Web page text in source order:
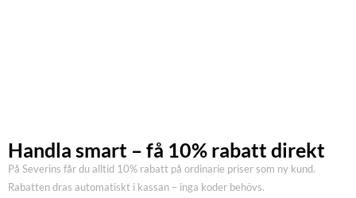
Handla smart – få 10% rabatt direkt
På Severins får du alltid 10% rabatt på ordinarie priser som ny kund.
Rabatten dras automatiskt i kassan – inga koder behövs.